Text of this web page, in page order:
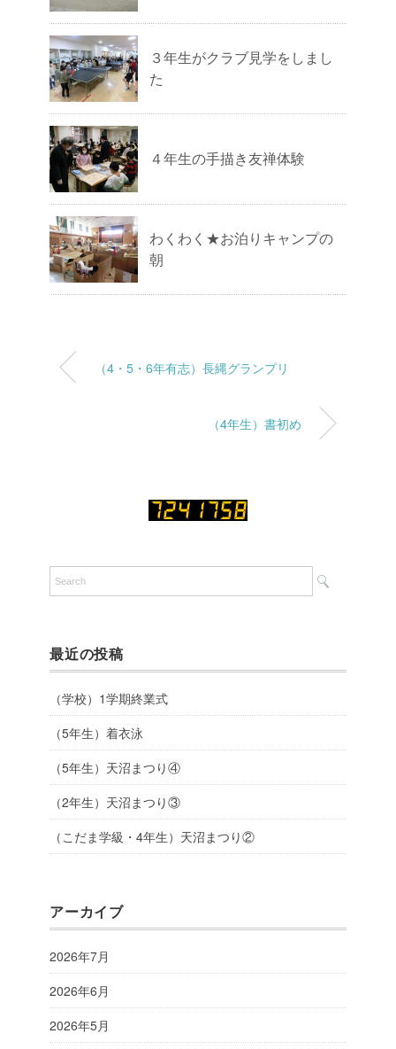
３年生がクラブ見学をしまし
た
４年生の手描き友禅体験
わくわく★お泊りキャンプの
朝
（4・5・6年有志）長縄グランプリ
（4年生）書初め
最近の投稿
（学校）1学期終業式
（5年生）着衣泳
（5年生）天沼まつり④
（2年生）天沼まつり③
（こだま学級・4年生）天沼まつり②
アーカイブ
2026年7月
2026年6月
2026年5月